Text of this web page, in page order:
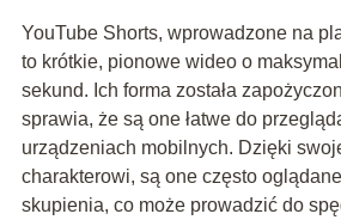
YouTube Shorts, wprowadzone na
to krótkie, pionowe wideo o
sekund. Ich forma została
sprawia, że są one łatwe do
urządzeniach mobilnych. Dzięki
charakterowi, są one często
skupienia, co może prowadzić do